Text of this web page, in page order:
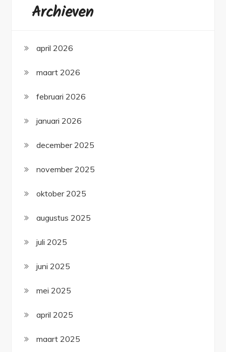
Archieven
april 2026
maart 2026
februari 2026
januari 2026
december 2025
november 2025
oktober 2025
augustus 2025
juli 2025
juni 2025
mei 2025
april 2025
maart 2025